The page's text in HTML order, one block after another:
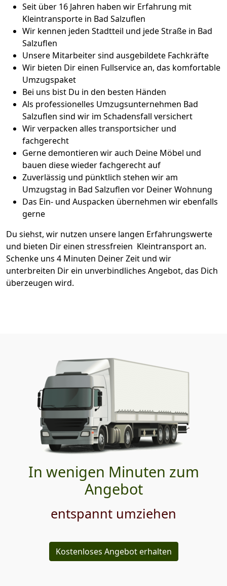
Seit über 16 Jahren haben wir Erfahrung mit
Kleintransporte in Bad Salzuflen
Wir kennen jeden Stadtteil und jede Straße in Bad
Salzuflen
Unsere Mitarbeiter sind ausgebildete Fachkräfte
Wir bieten Dir einen Fullservice an, das komfortable
Umzugspaket
Bei uns bist Du in den besten Händen
Als professionelles Umzugsunternehmen Bad
Salzuflen sind wir im Schadensfall versichert
Wir verpacken alles transportsicher und
fachgerecht
Gerne demontieren wir auch Deine Möbel und
bauen diese wieder fachgerecht auf
Zuverlässig und pünktlich stehen wir am
Umzugstag in Bad Salzuflen vor Deiner Wohnung
Das Ein- und Auspacken übernehmen wir ebenfalls
gerne
Du siehst, wir nutzen unsere langen Erfahrungswerte
und bieten Dir einen stressfreien Kleintransport an.
Schenke uns 4 Minuten Deiner Zeit und wir
unterbreiten Dir ein unverbindliches Angebot, das Dich
überzeugen wird.
In wenigen Minuten zum
Angebot
entspannt umziehen
Kostenloses Angebot erhalten